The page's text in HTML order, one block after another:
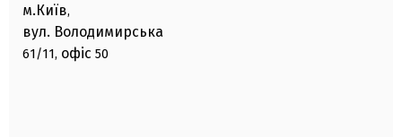
м.Київ,
вул. Володимирська
61/11, офіс 50